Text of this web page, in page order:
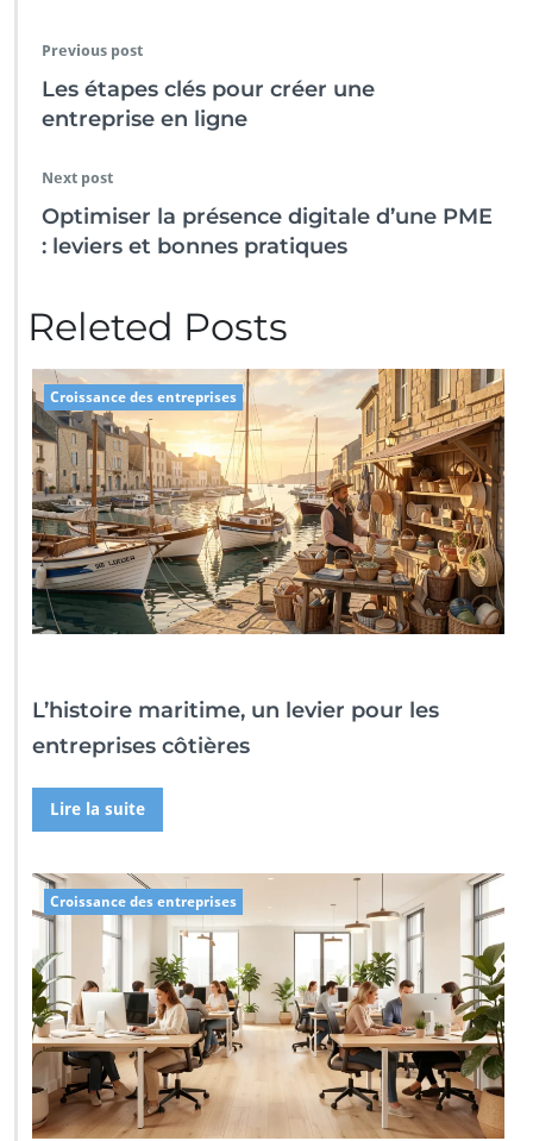
Previous post
Les étapes clés pour créer une
entreprise en ligne
Next post
Optimiser la présence digitale d’une PME
: leviers et bonnes pratiques
Releted Posts
Croissance des entreprises
L’histoire maritime, un levier pour les
entreprises côtières
Lire la suite
Croissance des entreprises